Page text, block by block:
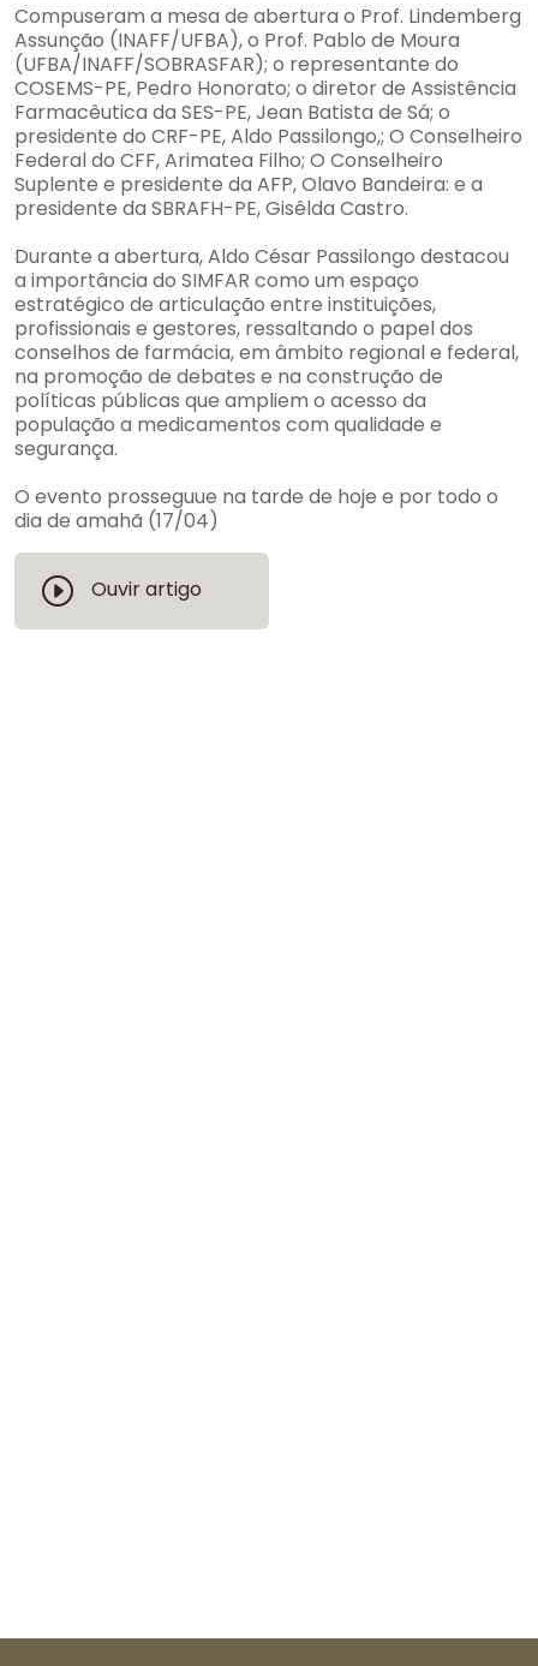
Compuseram a mesa de abertura o Prof. Lindemberg
Assunção (INAFF/UFBA), o Prof. Pablo de Moura
(UFBA/INAFF/SOBRASFAR); o representante do
COSEMS-PE, Pedro Honorato; o diretor de Assistência
Farmacêutica da SES-PE, Jean Batista de Sá; o
presidente do CRF-PE, Aldo Passilongo,; O Conselheiro
Federal do CFF, Arimatea Filho; O Conselheiro
Suplente e presidente da AFP, Olavo Bandeira: e a
presidente da SBRAFH-PE, Gisêlda Castro.
Durante a abertura, Aldo César Passilongo destacou
a importância do SIMFAR como um espaço
estratégico de articulação entre instituições,
profissionais e gestores, ressaltando o papel dos
conselhos de farmácia, em âmbito regional e federal,
na promoção de debates e na construção de
políticas públicas que ampliem o acesso da
população a medicamentos com qualidade e
segurança.
O evento prosseguue na tarde de hoje e por todo o
dia de amahã (17/04)
Ouvir artigo